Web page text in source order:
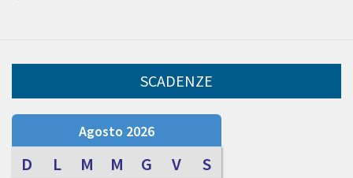
SCADENZE
Agosto 2026
D L M M G V S